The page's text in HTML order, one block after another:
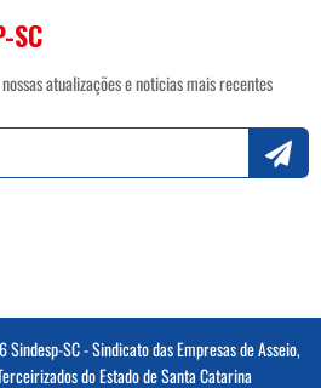
SC
atualizações e noticias mais recentes
SC - Sindicato das Empresas de Asseio,
do Estado de Santa Catarina